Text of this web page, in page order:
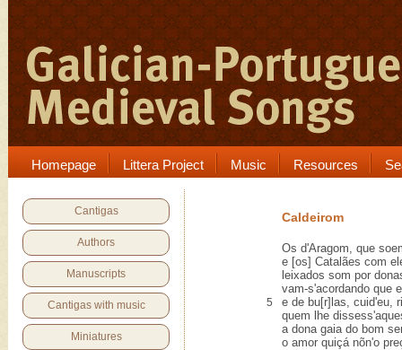
Homepage Littera Project Music Resources
Cantigas
Authors
Manuscripts
Cantigas with music
Miniatures
Caldeirom
Os d'Aragom, que
e [os] Catalães com
leixados som por
vam-s'acordando que
5
e de bu[r]las, cuid'eu,
quem lhe
a dona gaia do bom
o amor quiçá nõn'o